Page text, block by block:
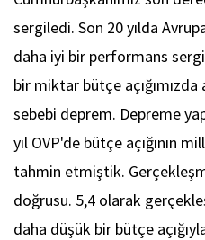
sergiledi. Son 20 yılda
daha iyi bir performans
bir miktar bütçe
sebebi deprem. Depreme
yıl OVP'de bütçe açığının
tahmin etmiştik.
doğrusu. 5,4 olarak
daha düşük bir bütçe